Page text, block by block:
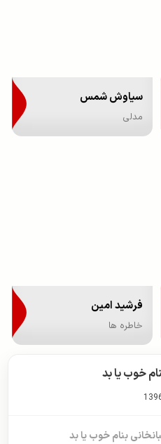
سیاوش شمس
مدلی
فرشید امین
خاطره ها
خوب یا بد
بنام خوب یا بد